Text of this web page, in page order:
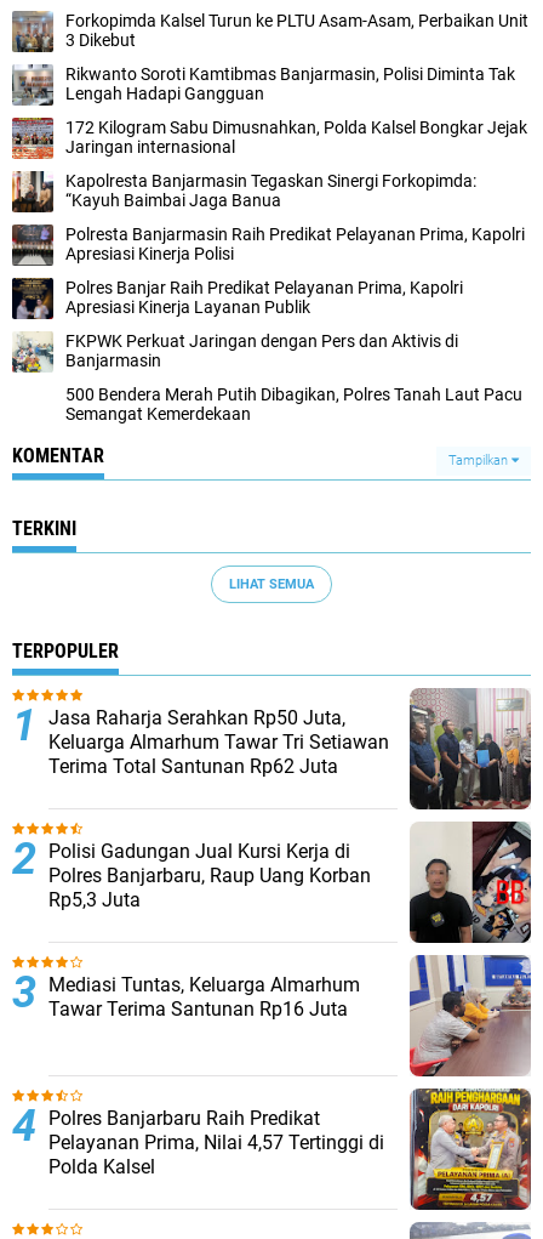
Forkopimda Kalsel Turun ke PLTU Asam-Asam, Perbaikan Unit
3 Dikebut
Rikwanto Soroti Kamtibmas Banjarmasin, Polisi Diminta Tak
Lengah Hadapi Gangguan
172 Kilogram Sabu Dimusnahkan, Polda Kalsel Bongkar Jejak
Jaringan internasional
Kapolresta Banjarmasin Tegaskan Sinergi Forkopimda:
“Kayuh Baimbai Jaga Banua
Polresta Banjarmasin Raih Predikat Pelayanan Prima, Kapolri
Apresiasi Kinerja Polisi
Polres Banjar Raih Predikat Pelayanan Prima, Kapolri
Apresiasi Kinerja Layanan Publik
FKPWK Perkuat Jaringan dengan Pers dan Aktivis di
Banjarmasin
500 Bendera Merah Putih Dibagikan, Polres Tanah Laut Pacu
Semangat Kemerdekaan
KOMENTAR Tampilkan
TERKINI
LIHAT SEMUA
TERPOPULER
Jasa Raharja Serahkan Rp50 Juta,
Keluarga Almarhum Tawar Tri Setiawan
Terima Total Santunan Rp62 Juta
Polisi Gadungan Jual Kursi Kerja di
Polres Banjarbaru, Raup Uang Korban
Rp5,3 Juta
Mediasi Tuntas, Keluarga Almarhum
Tawar Terima Santunan Rp16 Juta
Polres Banjarbaru Raih Predikat
Pelayanan Prima, Nilai 4,57 Tertinggi di
Polda Kalsel